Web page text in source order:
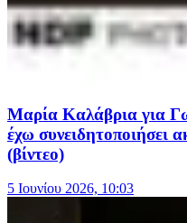
Μαρία Καλάβρια για
έχω συνειδητοποιήσει
(βίντεο)
5 Ιουνίου 2026, 10:03